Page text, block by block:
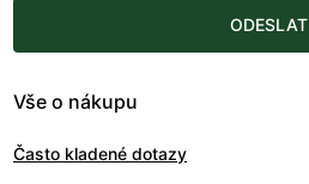
ODESLAT
Vše o nákupu
Často kladené dotazy